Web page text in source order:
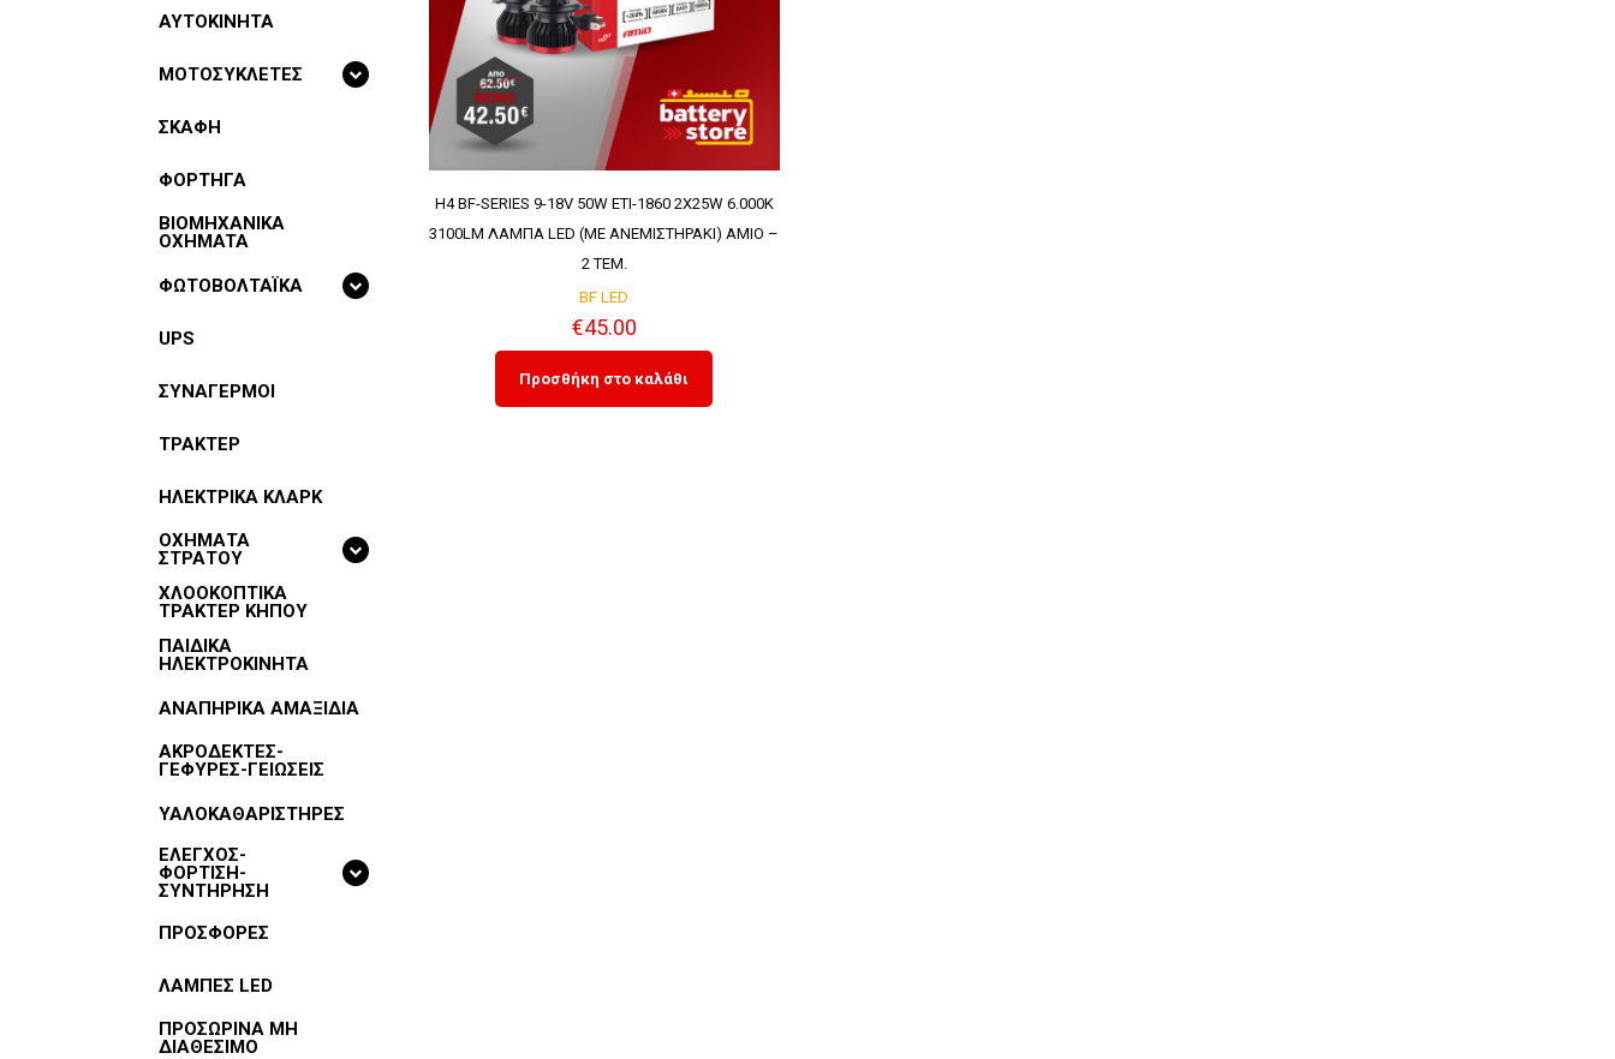
H4 BF-SERIES 9-18V 50W ETI-1860 2X25W 6.000K
3100LM ΛΑΜΠΑ LED (ΜΕ ΑΝΕΜΙΣΤΗΡΑΚΙ) AMIO –
2 ΤΕΜ.
BF LED
€45.00
Προσθήκη στο καλάθι
ΑΥΤΟΚΙΝΗΤΑ
ΜΟΤΟΣΥΚΛΕΤΕΣ
ΣΚΑΦΗ
ΦΟΡΤΗΓΑ
BIOMHXANIKA
OXHMATA
ΦΩΤΟΒΟΛΤΑΪΚΑ
UPS
ΣΥΝΑΓΕΡΜΟΙ
ΤΡΑΚΤΕΡ
ΗΛΕΚΤΡΙΚΑ ΚΛΑΡΚ
ΟΧΗΜΑΤΑ
ΣΤΡΑΤΟΥ
ΧΛΟΟΚΟΠΤΙΚΑ
ΤΡΑΚΤΕΡ ΚΗΠΟΥ
ΠΑΙΔΙΚΑ
ΗΛΕΚΤΡΟΚΙΝΗΤΑ
ΑΝΑΠΗΡΙΚΑ ΑΜΑΞΙΔΙΑ
ΑΚΡΟΔΕΚΤΕΣ-
ΓΕΦΥΡΕΣ-ΓΕΙΩΣΕΙΣ
ΥΑΛΟΚΑΘΑΡΙΣΤΗΡΕΣ
ΕΛΕΓΧΟΣ-
ΦΟΡΤΙΣΗ-
ΣΥΝΤΗΡΗΣΗ
ΠΡΟΣΦΟΡΕΣ
ΛΑΜΠΕΣ LED
ΠΡΟΣΩΡΙΝΑ ΜΗ
ΔΙΑΘΕΣΙΜΟ